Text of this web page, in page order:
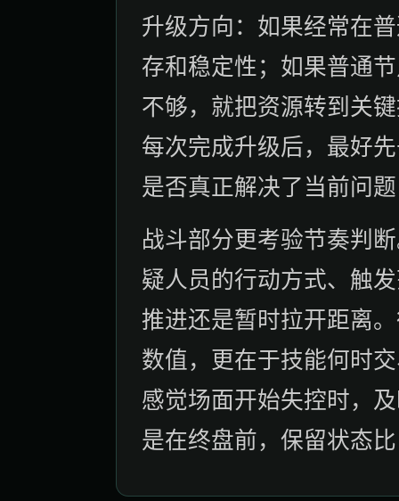
升级方向：如果经常在
存和稳定性；如果普通
不够，就把资源转到关
每次完成升级后，最好
是否真正解决了当前问
战斗部分更考验节奏判
疑人员的行动方式、触
推进还是暂时拉开距离
数值，更在于技能何时
感觉场面开始失控时，
是在终盘前，保留状态